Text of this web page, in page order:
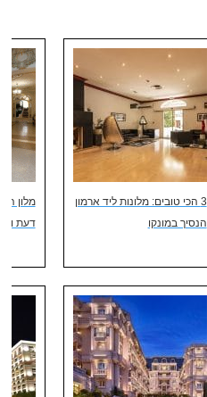
3 הכי טובים: מלונות ליד ארמון
הנסיך במונקו
מלון
דעת